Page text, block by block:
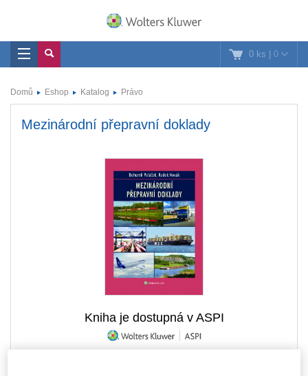
0 ks | 0
Domů Eshop Katalog Právo
Mezinárodní přepravní doklady
Kniha je dostupná v ASPI